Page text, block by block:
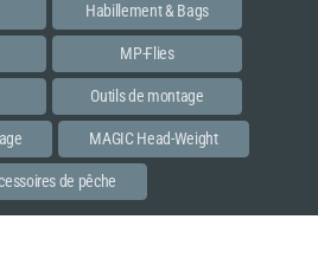
Habillement & Bags
MP-Flies
Outils de montage
MAGIC Head-Weight
de pêche